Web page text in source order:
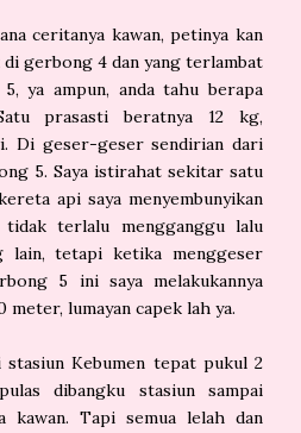
ceritanya kawan, petinya kan
di gerbong 4 dan yang terlambat
ya ampun, anda tahu berapa
prasasti beratnya 12 kg,
Di geser-geser sendirian dari
5. Saya istirahat sekitar satu
api saya menyembunyikan
terlalu mengganggu lalu
lain, tetapi ketika menggeser
5 ini saya melakukannya
meter, lumayan capek lah ya.
stasiun Kebumen tepat pukul 2
dibangku stasiun sampai
kawan. Tapi semua lelah dan